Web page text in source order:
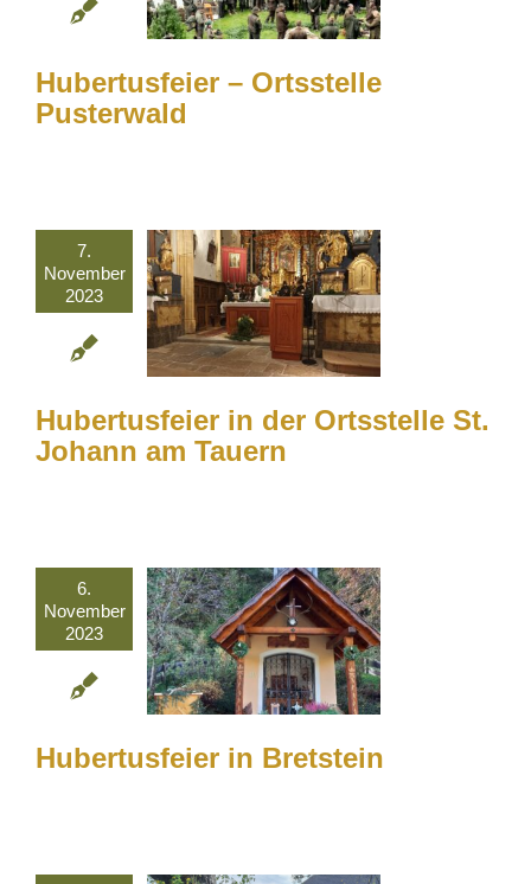
Hubertusfeier – Ortsstelle
Pusterwald
7.
November
2023
Hubertusfeier in der Ortsstelle St.
Johann am Tauern
6.
November
2023
Hubertusfeier in Bretstein